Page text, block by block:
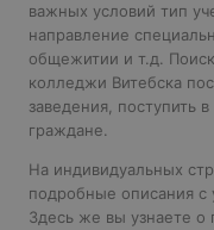
важных условий тип
направление
общежитии и т.д.
колледжи Витебска
заведения, поступить
граждане.
На индивидуальных
подробные описания с
Здесь же вы узнаете о